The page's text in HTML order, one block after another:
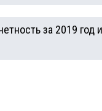
за 2019